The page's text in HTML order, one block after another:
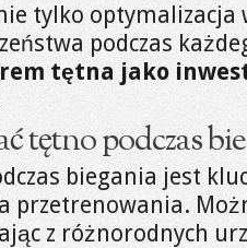
tylko optymalizacja
podczas
tętna jako
tętno podczas
biegania jest
przetrenowania.
z różnorodnych